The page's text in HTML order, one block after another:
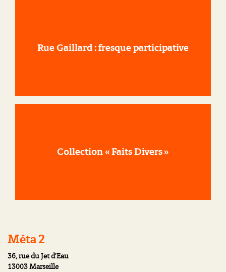
Rue Gaillard : fresque participative
Collection « Faits Divers »
Méta 2
36, rue du Jet d’Eau
13003 Marseille